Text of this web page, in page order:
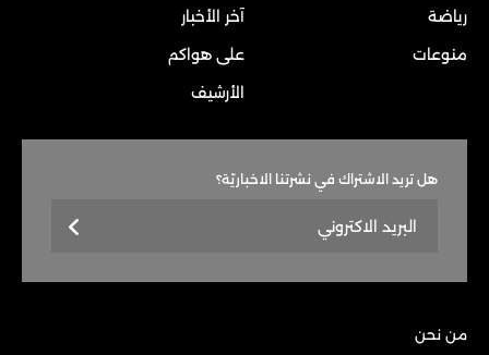
رياضة
منوعات
آخر الأخبار
على هواكم
الأرشيف
هل تريد الاشتراك في نشرتنا الاخباريّة؟
من نحن